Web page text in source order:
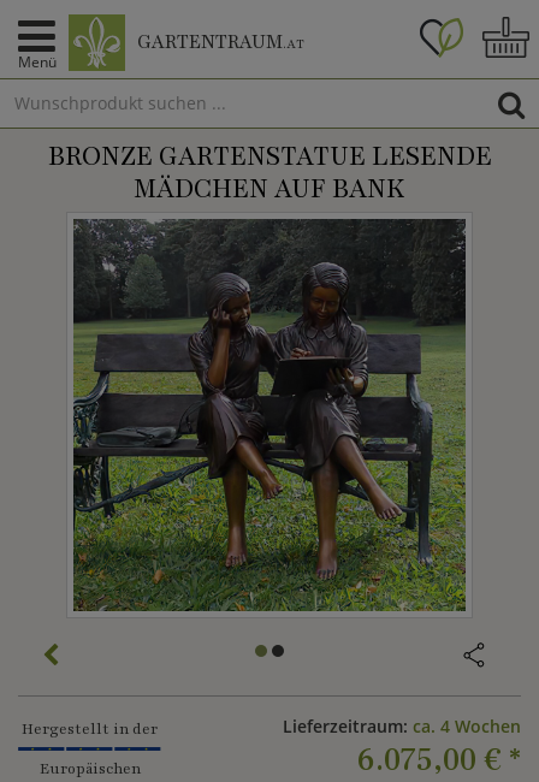
Menü
GARTENTRAUM.AT
BRONZE GARTENSTATUE LESENDE
MÄDCHEN AUF BANK
Hergestellt in der
Europäischen
Lieferzeitraum: ca. 4 Wochen
6.075,00 € *